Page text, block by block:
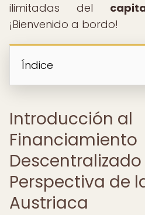
ilimitadas del
¡Bienvenido a bordo!
Índice
Introducción al
Financiamiento
Perspectiva de
Austriaca